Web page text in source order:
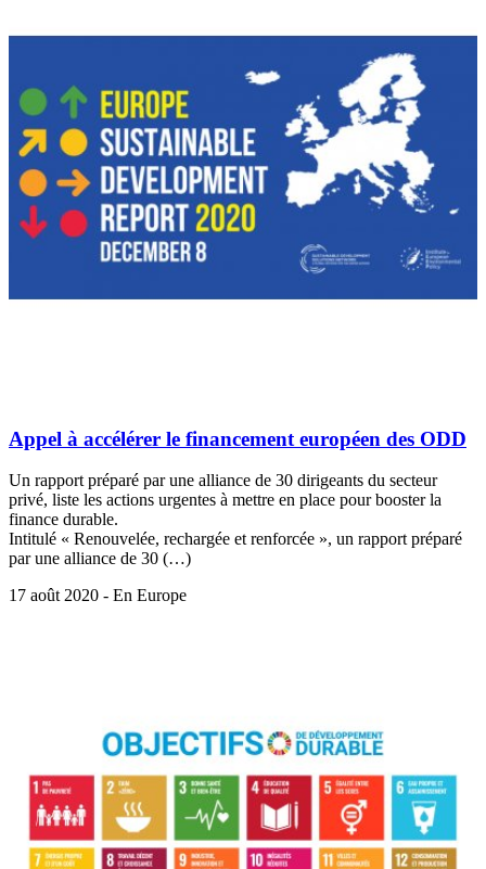
Appel à accélérer le financement européen des ODD
Un rapport préparé par une alliance de 30 dirigeants du secteur
privé, liste les actions urgentes à mettre en place pour booster la
finance durable.
Intitulé « Renouvelée, rechargée et renforcée », un rapport préparé
par une alliance de 30 (…)
17 août 2020 - En Europe